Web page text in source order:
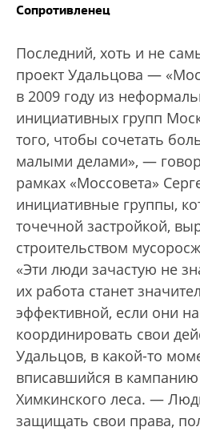
Сопротивленец
Последний, хоть и не
проект Удальцова —
в 2009 году из
инициативных групп
того, чтобы сочетать
малыми делами», —
рамках «Моссовета»
инициативные группы,
точечной застройкой,
строительством
«Эти люди зачастую не
их работа станет
эффективной, если они
координировать свои
Удальцов, в какой-то
вписавшийся в
Химкинского леса. —
защищать свои права,